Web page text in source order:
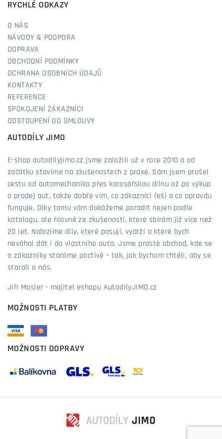
RYCHLÉ ODKAZY
O NÁS
NÁVODY & PODPORA
DOPRAVA
OBCHODNÍ PODMÍNKY
OCHRANA OSOBNÍCH ÚDAJŮ
KONTAKTY
REFERENCE
SPOKOJENÍ ZÁKAZNÍCI
ODSTOUPENÍ OD SMLOUVY
AUTODÍLY JIMO
E-shop autodílyjimo.cz jsme založili už v roce 2010 a od
začátku stavíme na zkušenostech z praxe. Sám jsem prošel
cestu od automechanika přes karosářskou dílnu až po výkup
a prodej aut, takže dobře vím, co zákazníci řeší a co opravdu
funguje. Díky tomu vám dokážeme poradit nejen podle
katalogu, ale hlavně ze zkušeností, které sbírám již více než
20 let. Nabízíme díly, které pasují, vydrží a které bych
neváhal dát i do vlastního auta. Jsme prostě obchod, kde se
o zákazníky staráme poctivě – tak, jak bychom chtěli, aby se
starali o nás.
Jiří Mosler - majitel eshopu AutodilyJIMO.cz
MOŽNOSTI PLATBY
MOŽNOSTI DOPRAVY